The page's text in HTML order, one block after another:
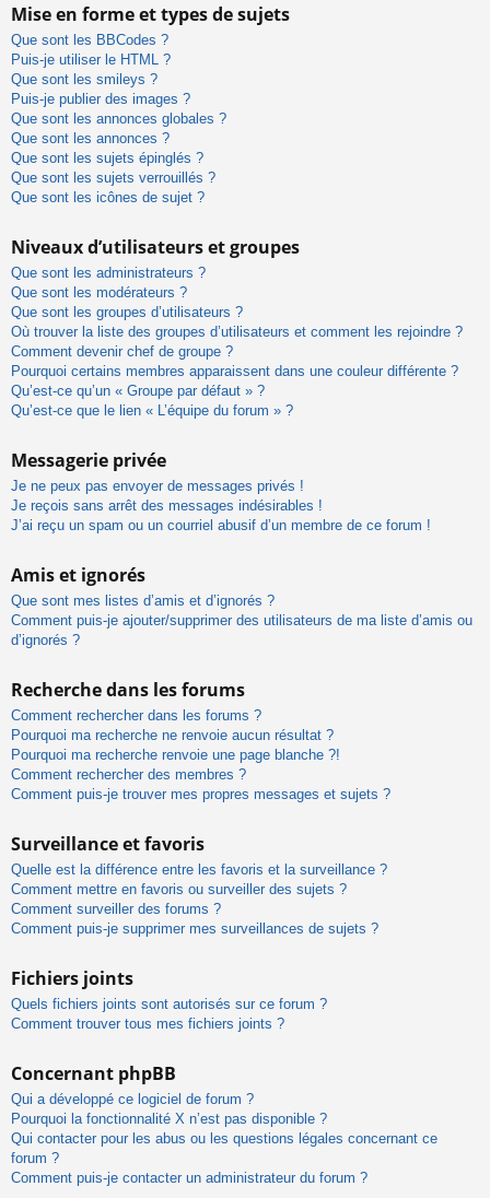
Mise en forme et types de sujets
Que sont les BBCodes ?
Puis-je utiliser le HTML ?
Que sont les smileys ?
Puis-je publier des images ?
Que sont les annonces globales ?
Que sont les annonces ?
Que sont les sujets épinglés ?
Que sont les sujets verrouillés ?
Que sont les icônes de sujet ?
Niveaux d’utilisateurs et groupes
Que sont les administrateurs ?
Que sont les modérateurs ?
Que sont les groupes d’utilisateurs ?
Où trouver la liste des groupes d’utilisateurs et comment les rejoindre ?
Comment devenir chef de groupe ?
Pourquoi certains membres apparaissent dans une couleur différente ?
Qu’est-ce qu’un « Groupe par défaut » ?
Qu’est-ce que le lien « L’équipe du forum » ?
Messagerie privée
Je ne peux pas envoyer de messages privés !
Je reçois sans arrêt des messages indésirables !
J’ai reçu un spam ou un courriel abusif d’un membre de ce forum !
Amis et ignorés
Que sont mes listes d’amis et d’ignorés ?
Comment puis-je ajouter/supprimer des utilisateurs de ma liste d’amis ou
d’ignorés ?
Recherche dans les forums
Comment rechercher dans les forums ?
Pourquoi ma recherche ne renvoie aucun résultat ?
Pourquoi ma recherche renvoie une page blanche ?!
Comment rechercher des membres ?
Comment puis-je trouver mes propres messages et sujets ?
Surveillance et favoris
Quelle est la différence entre les favoris et la surveillance ?
Comment mettre en favoris ou surveiller des sujets ?
Comment surveiller des forums ?
Comment puis-je supprimer mes surveillances de sujets ?
Fichiers joints
Quels fichiers joints sont autorisés sur ce forum ?
Comment trouver tous mes fichiers joints ?
Concernant phpBB
Qui a développé ce logiciel de forum ?
Pourquoi la fonctionnalité X n’est pas disponible ?
Qui contacter pour les abus ou les questions légales concernant ce
forum ?
Comment puis-je contacter un administrateur du forum ?